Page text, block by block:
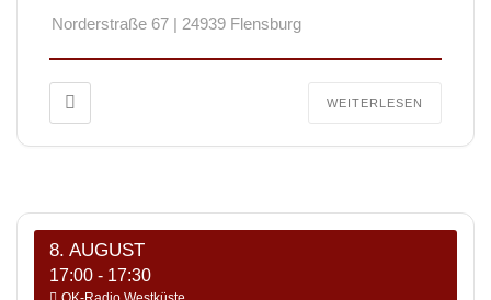
Norderstraße 67 | 24939 Flensburg
WEITERLESEN
8. AUGUST
17:00 - 17:30